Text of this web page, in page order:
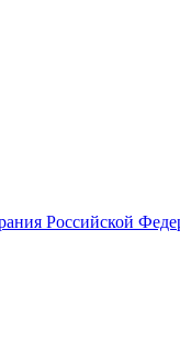
Российской